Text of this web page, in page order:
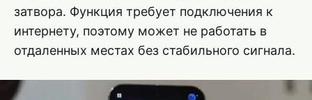
затвора. Функция требует подключения к
интернету, поэтому может не работать в
отдаленных местах без стабильного сигнала.